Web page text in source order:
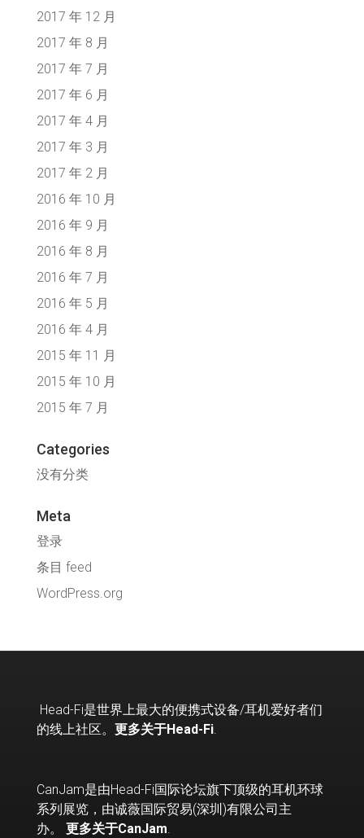
2017 年 12 月
2017 年 8 月
2017 年 7 月
2017 年 6 月
2017 年 4 月
2017 年 3 月
2017 年 2 月
2016 年 10 月
2016 年 9 月
2016 年 8 月
2016 年 7 月
2016 年 5 月
2016 年 4 月
2015 年 11 月
2015 年 10 月
2015 年 7 月
Categories
没有分类
Meta
登录
条目 feed
WordPress.org
Head-Fi是世界上最大的便携式设备/耳机爱好者们
的线上社区。 更多关于Head-Fi.
CanJam是由Head-Fi国际论坛旗下顶级的耳机环球
系列展览，由诚薇国际贸易(深圳)有限公司主
办。 更多关于CanJam.